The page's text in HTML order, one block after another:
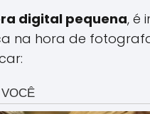
digital pequena, é
na hora de